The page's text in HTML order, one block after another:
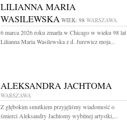
LILIANNA MARIA
WASILEWSKA WIEK: 98 WARSZAWA
6 marca 2026 roku zmarła w Chicago w wieku 98 lat
Lilianna Maria Wasilewska z d. Jurewicz moja...
ALEKSANDRA JACHTOMA
WARSZAWA
Z głębokim smutkiem przyjęliśmy wiadomość o
śmierci Aleksandry Jachtomy wybitnej artystki,...